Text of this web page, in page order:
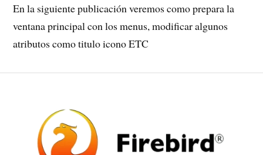
En la siguiente publicación veremos como prepara la
ventana principal con los menus, modificar algunos
atributos como titulo icono ETC